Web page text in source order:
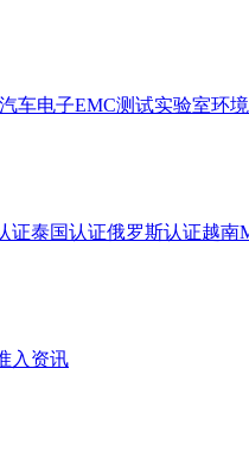
汽车电子EMC测试实验室环
证泰国认证俄罗斯认证越南
入资讯